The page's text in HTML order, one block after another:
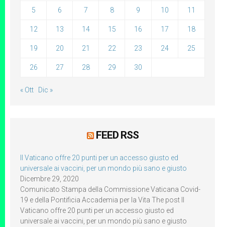
5 6 7 8 9 10 11
12 13 14 15 16 17 18
19 20 21 22 23 24 25
26 27 28 29 30
« Ott Dic »
FEED RSS
Il Vaticano offre 20 punti per un accesso giusto ed
universale ai vaccini, per un mondo più sano e giusto
Dicembre 29, 2020
Comunicato Stampa della Commissione Vaticana Covid-
19 e della Pontificia Accademia per la Vita The post Il
Vaticano offre 20 punti per un accesso giusto ed
universale ai vaccini, per un mondo più sano e giusto